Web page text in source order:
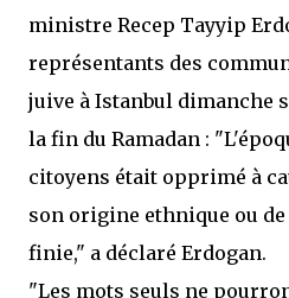
ministre Recep Tayyip
représentants des
juive à Istanbul dimanche
la fin du Ramadan :
citoyens était opprimé à
son origine ethnique ou de
finie," a déclaré Erdogan.
"Les mots seuls ne